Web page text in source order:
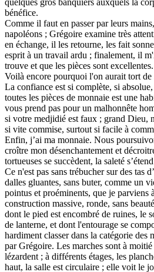
bénéfice.
Comme il faut en passer par leurs
napoléons ; Grégoire examine très
en échange, il les retourne, les fait
esprit à un travail ardu ; finalement, il
trouve et que les pièces sont excellentes.
Voilà encore pourquoi l'on aurait tort de
La confiance est si complète, si
toutes les pièces de monnaie est une
vous prend pas pour un malhonnête
si votre medjidié est faux ; grand Dieu,
si vite commise, surtout si facile à
Enfin, j’ai ma monnaie. Nous
croître mon désenchantement et
tortueuses se succèdent, la saleté
Ce n'est pas sans trébucher sur des tas
dalles gluantes, sans buter, comme un
pointus et proéminents, que je parviens
construction massive, ronde, sans
dont le pied est encombré de ruines, le
de lanterne, et dont l'entourage se
hardiment classer dans la catégorie des
par Grégoire. Les marches sont à
lézardent ; à différents étages, les
haut, la salle est circulaire ; elle voit le